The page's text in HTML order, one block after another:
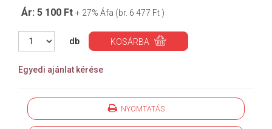
Ár: 5 100 Ft + 27% Áfa (br. 6 477 Ft )
db KOSÁRBA
Egyedi ajánlat kérése
NYOMTATÁS